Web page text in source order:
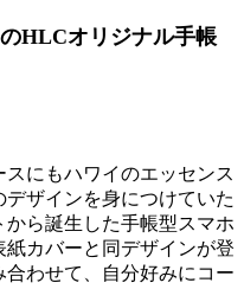
HLCオリジナル手帳
にもハワイのエッセンス
ザインを身につけていた
ら誕生した手帳型スマホ
カバーと同デザインが登
わせて、自分好みにコー